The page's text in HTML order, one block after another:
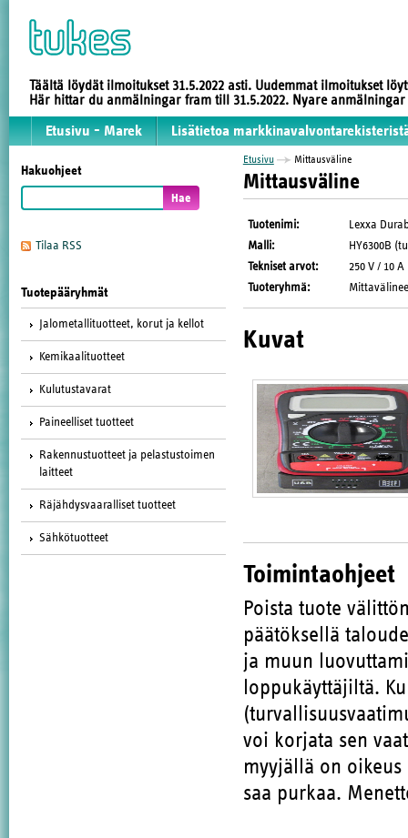
Täältä löydät ilmoitukset 31.5.2022 asti. Uudemmat ilmoitukset
Här hittar du anmälningar fram till 31.5.2022. Nyare
Etusivu - Marek Lisätietoa
Hakuohjeet
Tilaa RSS
Tuotepääryhmät
Jalometallituotteet, korut ja kellot
Kemikaalituotteet
Kulutustavarat
Paineelliset tuotteet
Rakennustuotteet ja pelastustoimen
laitteet
Räjähdysvaaralliset tuotteet
Sähkötuotteet
Etusivu Mittausväline
Mittausväline
Tuotenimi:
Lexxa
Malli:
HY6300B
Tekniset arvot:
250 V / 10 A
Tuoteryhmä:
Kuvat
Toimintaohjeet
Poista tuote
päätöksellä
ja muun
loppukäyttäjiltä.
voi korjata sen
myyjällä on
saa purkaa.